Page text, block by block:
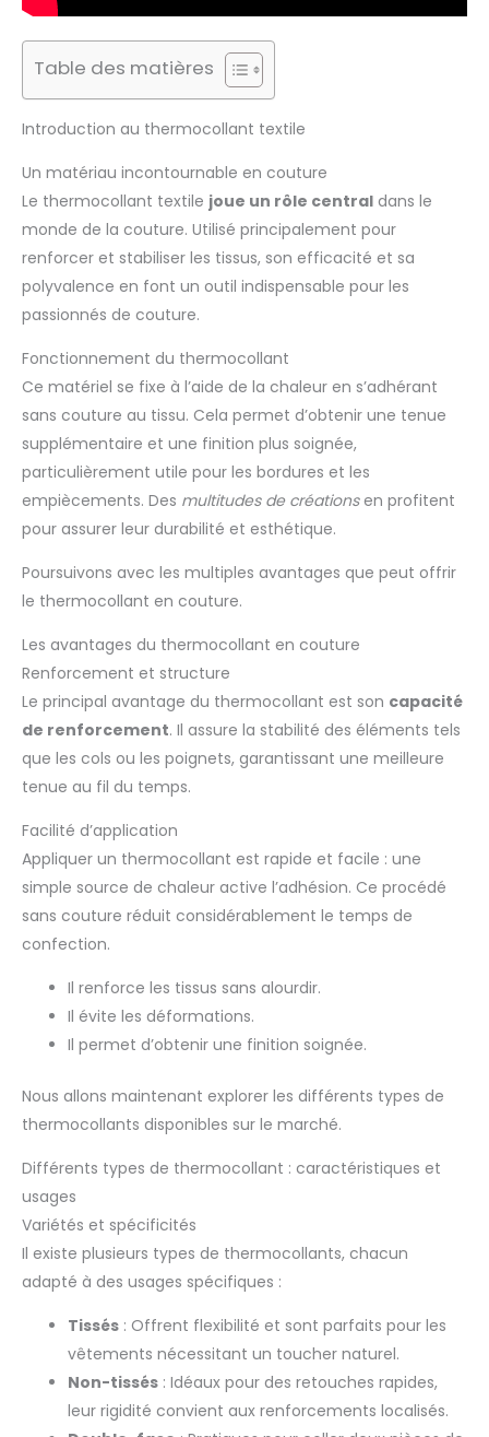
Table des matières
Introduction au thermocollant textile
Un matériau incontournable en couture
Le thermocollant textile joue un rôle central dans le
monde de la couture. Utilisé principalement pour
renforcer et stabiliser les tissus, son efficacité et sa
polyvalence en font un outil indispensable pour les
passionnés de couture.
Fonctionnement du thermocollant
Ce matériel se fixe à l’aide de la chaleur en s’adhérant
sans couture au tissu. Cela permet d’obtenir une tenue
supplémentaire et une finition plus soignée,
particulièrement utile pour les bordures et les
empiècements. Des multitudes de créationsen profitent
pour assurer leur durabilité et esthétique.
Poursuivons avec les multiples avantages que peut offrir
le thermocollant en couture.
Les avantages du thermocollant en couture
Renforcement et structure
Le principal avantage du thermocollant est son capacité
de renforcement. Il assure la stabilité des éléments tels
que les cols ou les poignets, garantissant une meilleure
tenue au fil du temps.
Facilité d’application
Appliquer un thermocollant est rapide et facile : une
simple source de chaleur active l’adhésion. Ce procédé
sans couture réduit considérablement le temps de
confection.
Il renforce les tissus sans alourdir.
Il évite les déformations.
Il permet d’obtenir une finition soignée.
Nous allons maintenant explorer les différents types de
thermocollants disponibles sur le marché.
Différents types de thermocollant : caractéristiques et
usages
Variétés et spécificités
Il existe plusieurs types de thermocollants, chacun
adapté à des usages spécifiques :
Tissés : Offrent flexibilité et sont parfaits pour les
vêtements nécessitant un toucher naturel.
Non-tissés : Idéaux pour des retouches rapides,
leur rigidité convient aux renforcements localisés.